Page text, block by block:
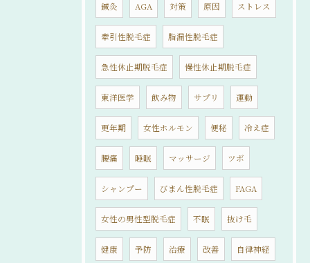
鍼灸 AGA 対策 原因 ストレス
牽引性脱毛症 脂漏性脱毛症
急性休止期脱毛症 慢性休止期脱毛症
東洋医学 飲み物 サプリ 運動
更年期 女性ホルモン 便秘 冷え症
腰痛 睡眠 マッサージ ツボ
シャンプー びまん性脱毛症 FAGA
女性の男性型脱毛症 不眠 抜け毛
健康 予防 治療 改善 自律神経